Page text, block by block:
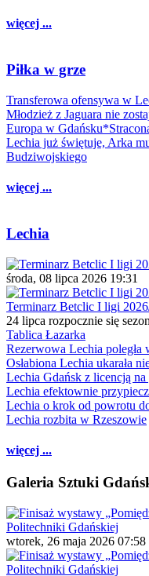
więcej ...
Piłka w grze
Transferowa ofensywa w
Młodzież z Jaguara nie
Europa w
Lechia już świętuje, Arka
Budziwojskiego
więcej ...
Lechia
środa, 08 lipca 2026 19:31
Terminarz Betclic I ligi
24 lipca rozpocznie się
Tablica Łazarka
Rezerwowa Lechia poległa
Osłabiona Lechia ukarała
Lechia Gdańsk z licencją
Lechia efektownie
Lechia o krok od powrotu
Lechia rozbita w Rzeszowie
więcej ...
Galeria Sztuki
wtorek, 26 maja 2026 07:58